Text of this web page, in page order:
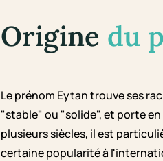
Origine du
Le prénom Eytan trouve ses
"stable" ou "solide", et porte
plusieurs siècles, il est
certaine popularité à